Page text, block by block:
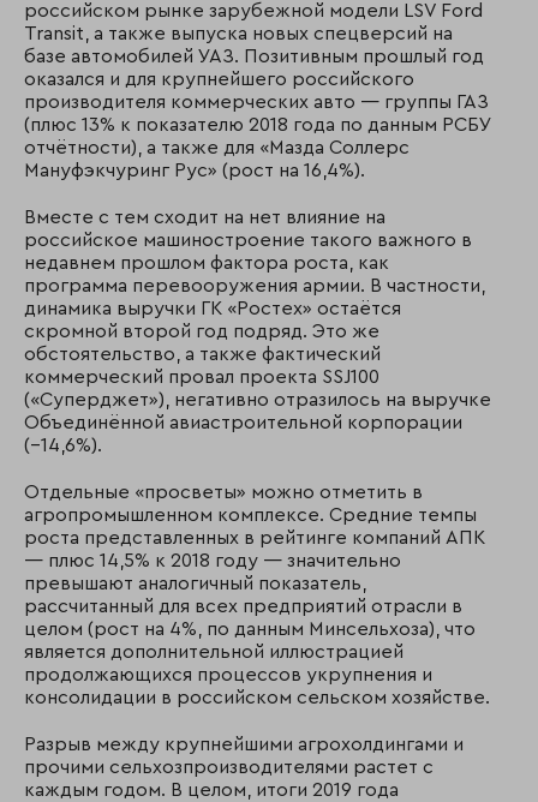
российском рынке зарубежной модели LSV Ford
Transit, а также выпуска новых спецверсий на
базе автомобилей УАЗ. Позитивным прошлый год
оказался и для крупнейшего российского
производителя коммерческих авто — группы ГАЗ
(плюс 13% к показателю 2018 года по данным РСБУ
отчётности), а также для «Мазда Соллерс
Мануфэкчуринг Рус» (рост на 16,4%).
Вместе с тем сходит на нет влияние на
российское машиностроение такого важного в
недавнем прошлом фактора роста, как
программа перевооружения армии. В частности,
динамика выручки ГК «Ростех» остаётся
скромной второй год подряд. Это же
обстоятельство, а также фактический
коммерческий провал проекта SSJ100
(«Суперджет»), негативно отразилось на выручке
Объединённой авиастроительной корпорации
(−14,6%).
Отдельные «просветы» можно отметить в
агропромышленном комплексе. Средние темпы
роста представленных в рейтинге компаний АПК
— плюс 14,5% к 2018 году — значительно
превышают аналогичный показатель,
рассчитанный для всех предприятий отрасли в
целом (рост на 4%, по данным Минсельхоза), что
является дополнительной иллюстрацией
продолжающихся процессов укрупнения и
консолидации в российском сельском хозяйстве.
Разрыв между крупнейшими агрохолдингами и
прочими сельхозпроизводителями растет с
каждым годом. В целом, итоги 2019 года